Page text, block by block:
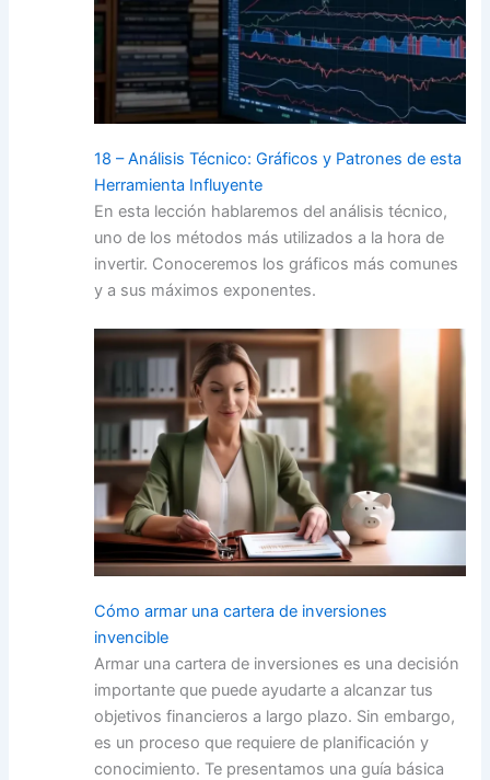
18 – Análisis Técnico: Gráficos y Patrones de esta
Herramienta Influyente
En esta lección hablaremos del análisis técnico,
uno de los métodos más utilizados a la hora de
invertir. Conoceremos los gráficos más comunes
y a sus máximos exponentes.
Cómo armar una cartera de inversiones
invencible
Armar una cartera de inversiones es una decisión
importante que puede ayudarte a alcanzar tus
objetivos financieros a largo plazo. Sin embargo,
es un proceso que requiere de planificación y
conocimiento. Te presentamos una guía básica